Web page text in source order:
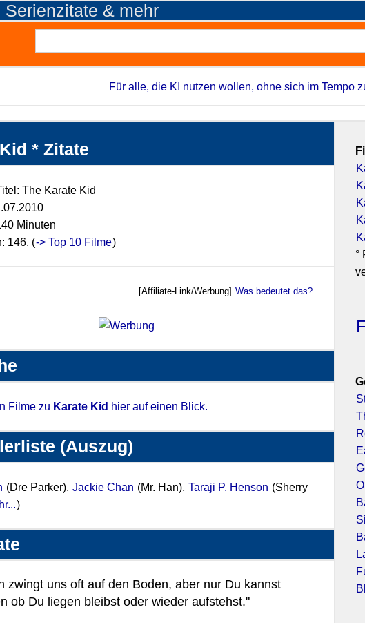
Serienzitate & mehr
Für alle, die KI nutzen wollen, ohne sich im Tempo
* Zitate
The Karate Kid
Minuten
146. (-> Top 10 Filme)
[Affiliate-Link/Werbung] Was bedeutet das?
Filme zu Karate Kid hier auf einen Blick.
(Auszug)
(Dre Parker), Jackie Chan (Mr. Han), Taraji P. Henson (Sherry
)
zwingt uns oft auf den Boden, aber nur Du kannst
ob Du liegen bleibst oder wieder aufstehst."
°